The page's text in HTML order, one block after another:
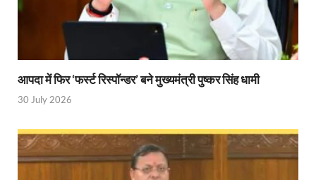
Shikayat Se Samadhan: एक ही मंच पर जनता को मिला
CM Pushkar Singh Dhami: मुख्यमंत्री ने ‘जन-जन की
Bullet Train Date: बुलेट ट्रेन की आ गई तारीख कब चलेगी
UP Tourism: योगी सरकार के प्रयास से सनातन का
Indian Railway Network: 2026 के लिए मंच तैयार
आपदा में फिर ‘फर्स्ट रिस्पॉन्डर’ बने मुख्यमंत्री पुष्कर सिंह धामी
30 July 2026